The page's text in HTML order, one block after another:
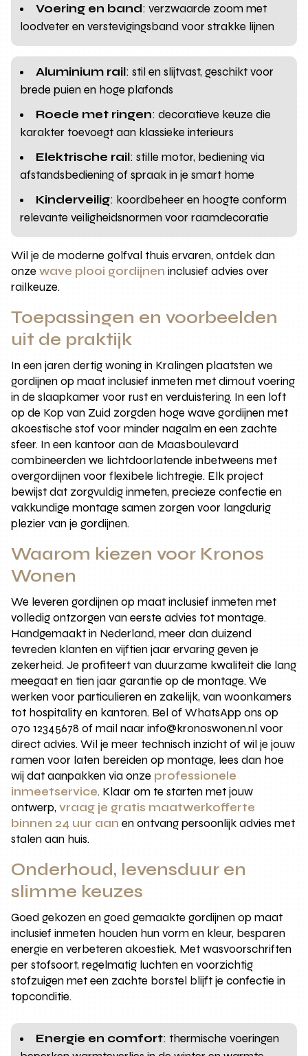
Voering en band: verzwaarde zoom met
loodveter en verstevigingsband voor strakke lijnen
Aluminium rail: stil en slijtvast, geschikt voor
brede puien en hoge plafonds
Roede met ringen: decoratieve keuze die
karakter toevoegt aan klassieke interieurs
Elektrische rail: stille motor, bediening via
afstandsbediening of spraak in je smart home
Kinderveilig: koordbeheer en hoogte conform
relevante veiligheidsnormen voor raamdecoratie
Wil je de moderne golfval thuis ervaren, ontdek dan
onzewave plooi gordijnen inclusief advies over
railkeuze.
Toepassingen en voorbeelden
uit de praktijk
In een jaren dertig woning in Kralingen plaatsten we
gordijnen op maat inclusief inmeten met dimout voering
in de slaapkamer voor rust en verduistering. In een loft
op de Kop van Zuid zorgden hoge wave gordijnen met
akoestische stof voor minder nagalm en een zachte
sfeer. In een kantoor aan de Maasboulevard
combineerden we lichtdoorlatende inbetweens met
overgordijnen voor flexibele lichtregie. Elk project
bewijst dat zorgvuldig inmeten, precieze confectie en
vakkundige montage samen zorgen voor langdurig
plezier van je gordijnen.
Waarom kiezen voor Kronos
Wonen
We leveren gordijnen op maat inclusief inmeten met
volledig ontzorgen van eerste advies tot montage.
Handgemaakt in Nederland, meer dan duizend
tevreden klanten en vijftien jaar ervaring geven je
zekerheid. Je profiteert van duurzame kwaliteit die lang
meegaat en tien jaar garantie op de montage. We
werken voor particulieren en zakelijk, van woonkamers
tot hospitality en kantoren. Bel of WhatsApp ons op
070 12345678 of mail naar info@kronoswonen.nl voor
direct advies. Wil je meer technisch inzicht of wil je jouw
ramen voor laten bereiden op montage, lees dan hoe
wij dat aanpakken via onze professionele
inmeetservice. Klaar om te starten met jouw
ontwerp,vraag je gratis maatwerkofferte
binnen 24 uur aan en ontvang persoonlijk advies met
stalen aan huis.
Onderhoud, levensduur en
slimme keuzes
Goed gekozen en goed gemaakte gordijnen op maat
inclusief inmeten houden hun vorm en kleur, besparen
energie en verbeteren akoestiek. Met wasvoorschriften
per stofsoort, regelmatig luchten en voorzichtig
stofzuigen met een zachte borstel blijft je confectie in
topconditie.
Energie en comfort: thermische voeringen